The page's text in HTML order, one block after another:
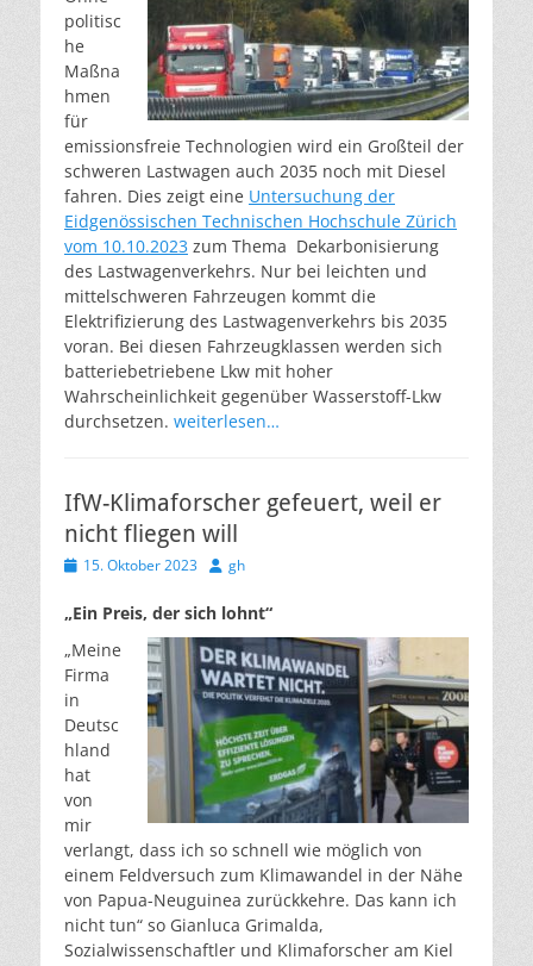
politisc
he
Maßna
hmen
für
emissionsfreie Technologien wird ein Großteil der
schweren Lastwagen auch 2035 noch mit Diesel
fahren. Dies zeigt eine Untersuchung der
Eidgenössischen Technischen Hochschule Zürich
vom 10.10.2023 zum Thema Dekarbonisierung
des Lastwagenverkehrs. Nur bei leichten und
mittelschweren Fahrzeugen kommt die
Elektrifizierung des Lastwagenverkehrs bis 2035
voran. Bei diesen Fahrzeugklassen werden sich
batteriebetriebene Lkw mit hoher
Wahrscheinlichkeit gegenüber Wasserstoff-Lkw
durchsetzen. weiterlesen…
IfW-Klimaforscher gefeuert, weil er
nicht fliegen will
Veröffentlicht
15. Oktober 2023 Autor
gh
„Ein Preis, der sich lohnt“
„Meine
Firma
in
Deutsc
hland
hat
von
mir
verlangt, dass ich so schnell wie möglich von
einem Feldversuch zum Klimawandel in der Nähe
von Papua-Neuguinea zurückkehre. Das kann ich
nicht tun“ so Gianluca Grimalda,
Sozialwissenschaftler und Klimaforscher am Kiel